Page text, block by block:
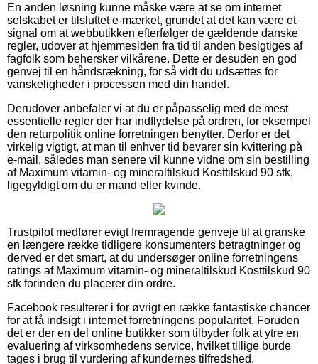
En anden løsning kunne måske være at se om internet
selskabet er tilsluttet e-mærket, grundet at det kan være et
signal om at webbutikken efterfølger de gældende danske
regler, udover at hjemmesiden fra tid til anden besigtiges af
fagfolk som behersker vilkårene. Dette er desuden en god
genvej til en håndsrækning, for så vidt du udsættes for
vanskeligheder i processen med din handel.
Derudover anbefaler vi at du er påpasselig med de mest
essentielle regler der har indflydelse på ordren, for eksempel
den returpolitik online forretningen benytter. Derfor er det
virkelig vigtigt, at man til enhver tid bevarer sin kvittering på
e-mail, således man senere vil kunne vidne om sin bestilling
af Maximum vitamin- og mineraltilskud Kosttilskud 90 stk,
ligegyldigt om du er mand eller kvinde.
Trustpilot medfører evigt fremragende genveje til at granske
en længere række tidligere konsumenters betragtninger og
derved er det smart, at du undersøger online forretningens
ratings af Maximum vitamin- og mineraltilskud Kosttilskud 90
stk forinden du placerer din ordre.
Facebook resulterer i for øvrigt en række fantastiske chancer
for at få indsigt i internet forretningens popularitet. Foruden
det er der en del online butikker som tilbyder folk at ytre en
evaluering af virksomhedens service, hvilket tillige burde
tages i brug til vurdering af kundernes tilfredshed.